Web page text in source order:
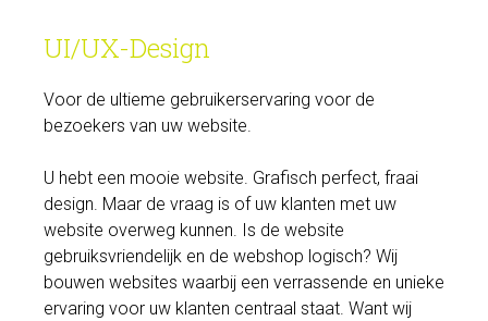
UI/UX-Design
Voor de ultieme gebruikerservaring voor de
bezoekers van uw website.
U hebt een mooie website. Grafisch perfect, fraai
design. Maar de vraag is of uw klanten met uw
website overweg kunnen. Is de website
gebruiksvriendelijk en de webshop logisch? Wij
bouwen websites waarbij een verrassende en unieke
ervaring voor uw klanten centraal staat. Want wij